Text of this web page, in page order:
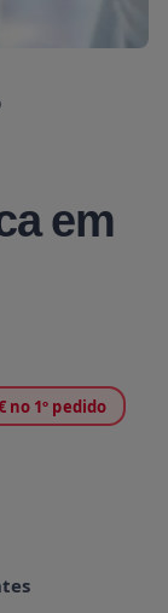
em
no 1º pedido